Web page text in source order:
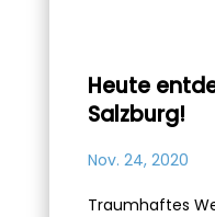
Heute
Salzburg!
Nov. 24, 2020
Traumhaftes